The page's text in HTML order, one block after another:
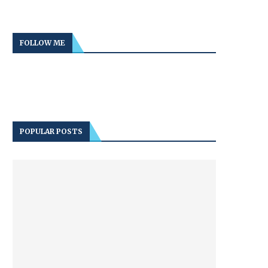
FOLLOW ME
POPULAR POSTS